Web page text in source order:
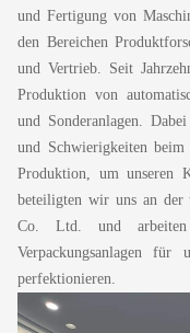
und Fertigung von
den Bereichen
und Vertrieb. Seit
Produktion von
und Sonderanlagen.
und Schwierigkeiten
Produktion, um unseren
beteiligten wir uns an der
Co. Ltd. und
Verpackungsanlagen für
perfektionieren.